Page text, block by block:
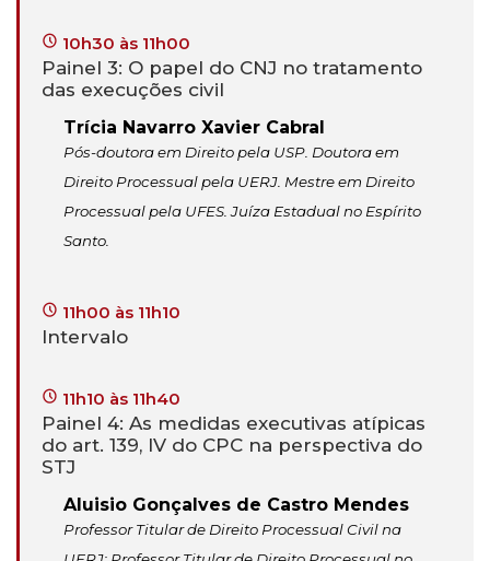
10h30 às 11h00
Painel 3: O papel do CNJ no tratamento
das execuções civil
Trícia Navarro Xavier Cabral
Pós-doutora em Direito pela USP. Doutora em
Direito Processual pela UERJ. Mestre em Direito
Processual pela UFES. Juíza Estadual no Espírito
Santo.
11h00 às 11h10
Intervalo
11h10 às 11h40
Painel 4: As medidas executivas atípicas
do art. 139, IV do CPC na perspectiva do
STJ
Aluisio Gonçalves de Castro Mendes
Professor Titular de Direito Processual Civil na